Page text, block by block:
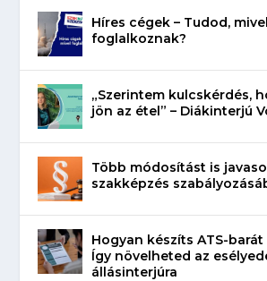
Híres cégek – Tudod, mivel
foglalkoznak?
„Szerintem kulcskérdés,
jön az étel” – Diákinterjú
Több módosítást is
szakképzés
Hogyan készíts ATS-
Így növelheted az
állásinterjúra